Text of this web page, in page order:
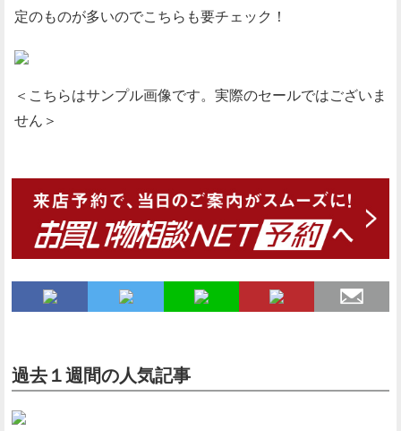
定のものが多いのでこちらも要チェック！
＜こちらはサンプル画像です。実際のセールではございま
せん＞
過去１週間の人気記事